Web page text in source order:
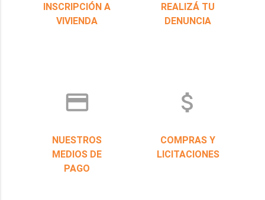
INSCRIPCIÓN A
VIVIENDA
REALIZÁ TU
DENUNCIA
credit_card
NUESTROS
MEDIOS DE
PAGO
attach_money
COMPRAS Y
LICITACIONES